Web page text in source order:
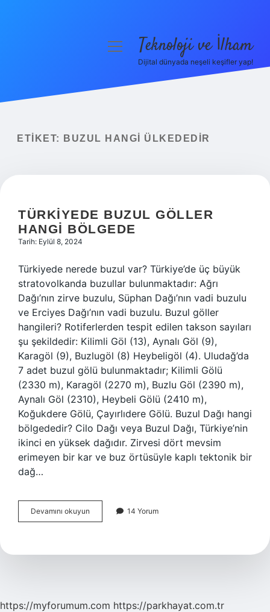
Yasal Uyarı
menüyüTeknoloji ve İlham
Dijital dünyada neşeli keşifler yap!
ETIKET: BUZUL HANGI ÜLKEDEDIR
TÜRKIYEDE BUZUL GÖLLER
HANGI BÖLGEDE
Tarih: Eylül 8, 2024
Türkiyede nerede buzul var? Türkiye’de üç büyük
stratovolkanda buzullar bulunmaktadır: Ağrı
Dağı’nın zirve buzulu, Süphan Dağı’nın vadi buzulu
ve Erciyes Dağı’nın vadi buzulu. Buzul göller
hangileri? Rotiferlerden tespit edilen takson sayıları
şu şekildedir: Kilimli Göl (13), Aynalı Göl (9),
Karagöl (9), Buzlugöl (8) Heybeligöl (4). Uludağ’da
7 adet buzul gölü bulunmaktadır; Kilimli Gölü
(2330 m), Karagöl (2270 m), Buzlu Göl (2390 m),
Aynalı Göl (2310), Heybeli Gölü (2410 m),
Koğukdere Gölü, Çayırlıdere Gölü. Buzul Dağı hangi
bölgededir? Cilo Dağı veya Buzul Dağı, Türkiye’nin
ikinci en yüksek dağıdır. Zirvesi dört mevsim
erimeyen bir kar ve buz örtüsüyle kaplı tektonik bir
dağ…
Devamını okuyun Türkiyede
Buzul
Bölgede
14 Yorum
https://myforumum.com https://parkhayat.com.tr